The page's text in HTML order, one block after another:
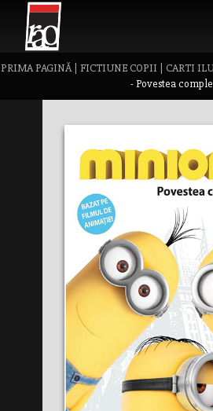
PRIMA PAGINĂ| FICTIUNE COPII CARTI
- Povestea